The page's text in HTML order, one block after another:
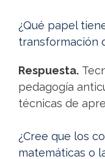
¿Qué papel
transformación
Respuesta.
pedagogía
técnicas de
¿Cree que los
matemáticas o